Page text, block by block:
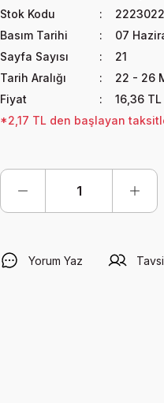
Stok Kodu
Basım Tarihi
07
Sayfa Sayısı
21
Tarih Aralığı
22 - 26
Fiyat
16,36 TL
*2,17 TL den başlayan
Yorum Yaz